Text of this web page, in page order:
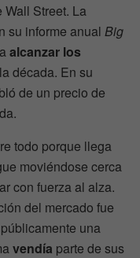
Street. La
su informe anual Big
alcanzar los
década. En su
de un precio de
todo porque llega
moviéndose cerca
con fuerza al alza.
del mercado fue
una
vendía parte de sus